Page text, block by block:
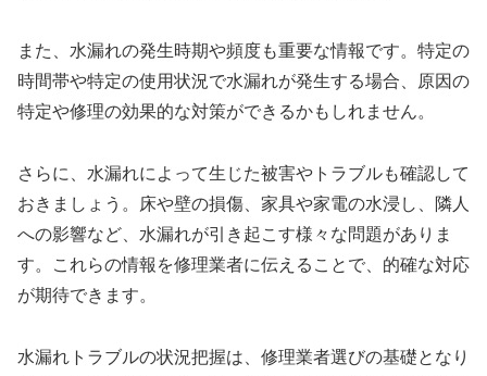
また、水漏れの発生時期や頻度も重要な情報です。特定の
時間帯や特定の使用状況で水漏れが発生する場合、原因の
特定や修理の効果的な対策ができるかもしれません。
さらに、水漏れによって生じた被害やトラブルも確認して
おきましょう。床や壁の損傷、家具や家電の水浸し、隣人
への影響など、水漏れが引き起こす様々な問題がありま
す。これらの情報を修理業者に伝えることで、的確な対応
が期待できます。
水漏れトラブルの状況把握は、修理業者選びの基礎となり